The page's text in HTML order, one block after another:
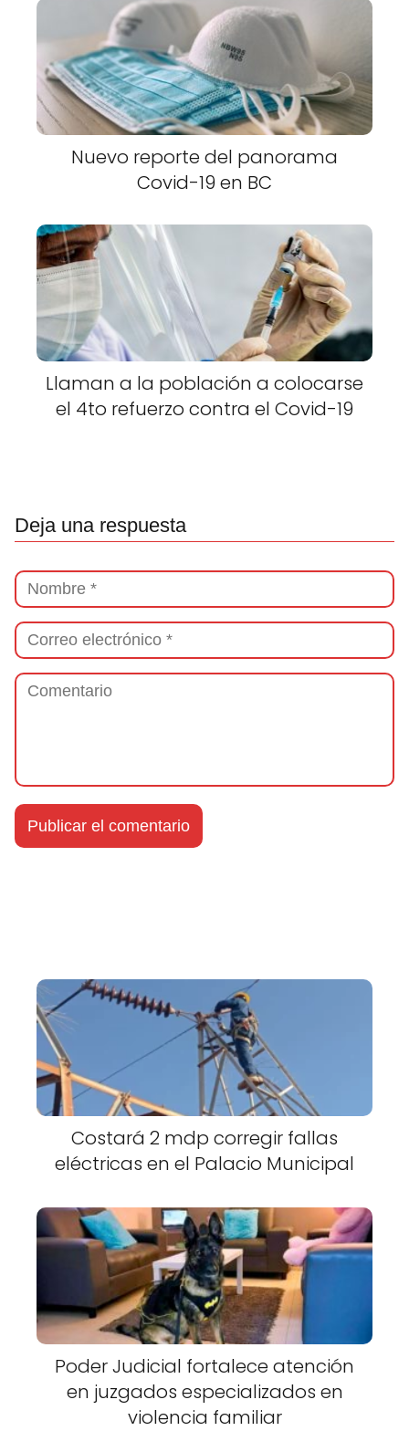
Nuevo reporte del panorama
Covid-19 en BC
Llaman a la población a colocarse
el 4to refuerzo contra el Covid-19
Deja una respuesta
Costará 2 mdp corregir fallas
eléctricas en el Palacio Municipal
Poder Judicial fortalece atención
en juzgados especializados en
violencia familiar